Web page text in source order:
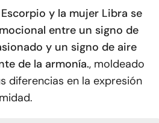
y la mujer Libra se
entre un signo de
y un signo de aire
de la armonía., moldeado
diferencias en la expresión